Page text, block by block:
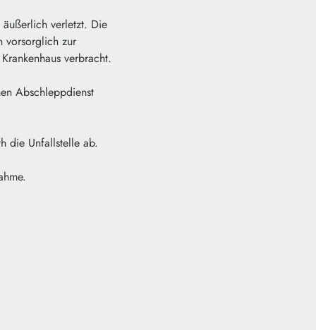
verletzt. Die
vorsorglich zur
verbracht.
Abschleppdienst
die Unfallstelle ab.